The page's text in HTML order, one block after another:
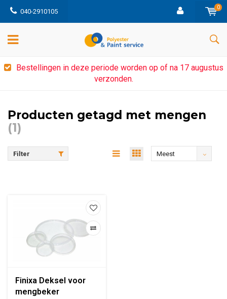
040-2910105
0
Bestellingen in deze periode worden op of na 17 augustus
verzonden.
Producten getagd met mengen
(1)
Filter
Meest
Finixa Deksel voor
mengbeker